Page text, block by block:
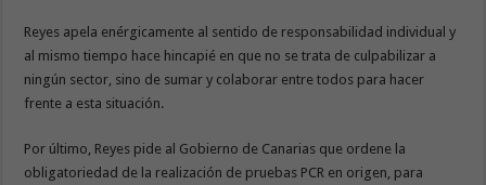
Reyes apela enérgicamente al sentido de responsabilidad individual y
al mismo tiempo hace hincapié en que no se trata de culpabilizar a
ningún sector, sino de sumar y colaborar entre todos para hacer
frente a esta situación.
Por último, Reyes pide al Gobierno de Canarias que ordene la
obligatoriedad de la realización de pruebas PCR en origen, para